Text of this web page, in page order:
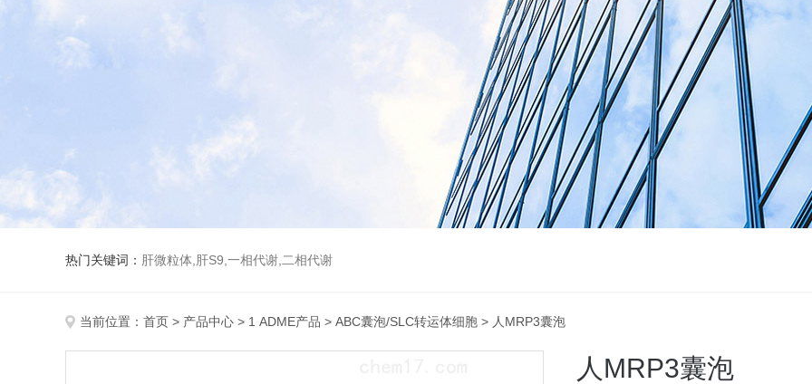
热门关键词： 肝微粒体,肝S9,一相代谢,二相代谢
当前位置： 首页 > 产品中心 > 1 ADME产品 > ABC囊泡/SLC转运体细胞 > 人MRP3囊泡
人MRP3囊泡